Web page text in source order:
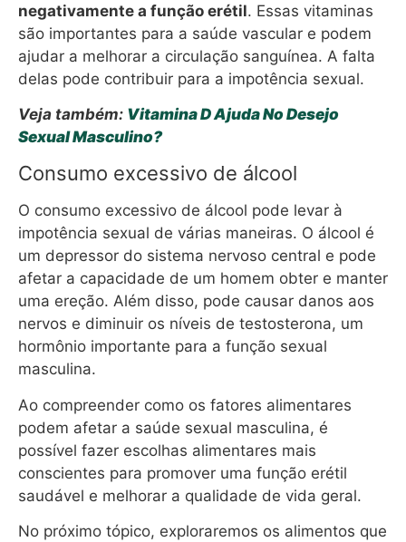
negativamente a função erétil. Essas vitaminas
são importantes para a saúde vascular e podem
ajudar a melhorar a circulação sanguínea. A falta
delas pode contribuir para a impotência sexual.
Veja também: Vitamina D Ajuda No Desejo
Sexual Masculino?
Consumo excessivo de álcool
O consumo excessivo de álcool pode levar à
impotência sexual de várias maneiras. O álcool é
um depressor do sistema nervoso central e pode
afetar a capacidade de um homem obter e manter
uma ereção. Além disso, pode causar danos aos
nervos e diminuir os níveis de testosterona, um
hormônio importante para a função sexual
masculina.
Ao compreender como os fatores alimentares
podem afetar a saúde sexual masculina, é
possível fazer escolhas alimentares mais
conscientes para promover uma função erétil
saudável e melhorar a qualidade de vida geral.
No próximo tópico, exploraremos os alimentos que